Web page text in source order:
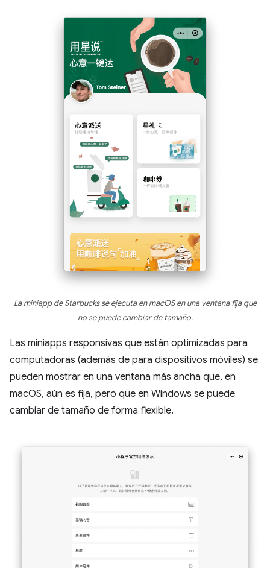
La miniapp de Starbucks se ejecuta en macOS en una ventana fija que
no se puede cambiar de tamaño.
Las miniapps responsivas que están optimizadas para
computadoras (además de para dispositivos móviles) se
pueden mostrar en una ventana más ancha que, en
macOS, aún es fija, pero que en Windows se puede
cambiar de tamaño de forma flexible.